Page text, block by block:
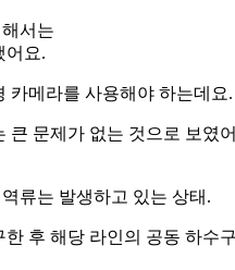
서는
어요.
카메라를 사용해야 하는데요.
큰 문제가 없는 것으로 보였
류는 발생하고 있는 상태.
한 후 해당 라인의 공동 하수